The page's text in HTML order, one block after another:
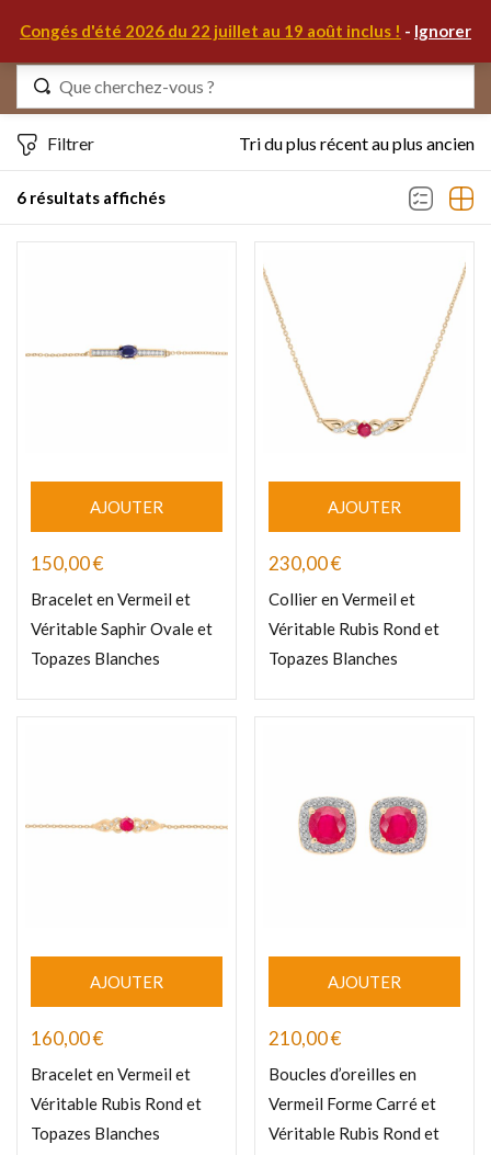
Congés d'été 2026 du 22 juillet au 19 août inclus ! - Ignorer
6 résultats affichés
Filtrer Tri du plus récent au plus ancien
AJOUTER
150,00€
Bracelet en Vermeil et
Véritable Saphir Ovale et
Topazes Blanches
AJOUTER
230,00€
Collier en Vermeil et
Véritable Rubis Rond et
Topazes Blanches
AJOUTER
160,00€
Bracelet en Vermeil et
Véritable Rubis Rond et
Topazes Blanches
AJOUTER
210,00€
Boucles d’oreilles en
Vermeil Forme Carré et
Véritable Rubis Rond et
Identifiez-vous
S'IDENTIFIER
MON COMPTE